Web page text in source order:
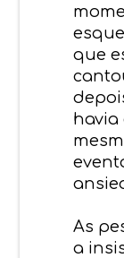
que
havia
As
a